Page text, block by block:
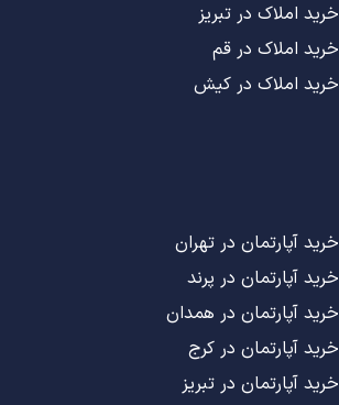
خرید املاک در تبریز
خرید املاک در قم
خرید املاک در کیش
خرید آپارتمان در تهران
خرید آپارتمان در پرند
خرید آپارتمان در همدان
خرید آپارتمان در کرج
خرید آپارتمان در تبریز